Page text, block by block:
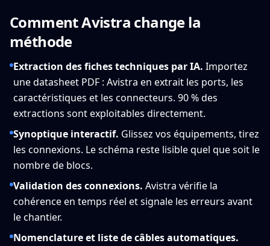
Comment Avistra change la
méthode
Extraction des fiches techniques par IA. Importez
une datasheet PDF : Avistra en extrait les ports, les
caractéristiques et les connecteurs. 90 % des
extractions sont exploitables directement.
Synoptique interactif. Glissez vos équipements, tirez
les connexions. Le schéma reste lisible quel que soit le
nombre de blocs.
Validation des connexions. Avistra vérifie la
cohérence en temps réel et signale les erreurs avant
le chantier.
Nomenclature et liste de câbles automatiques.